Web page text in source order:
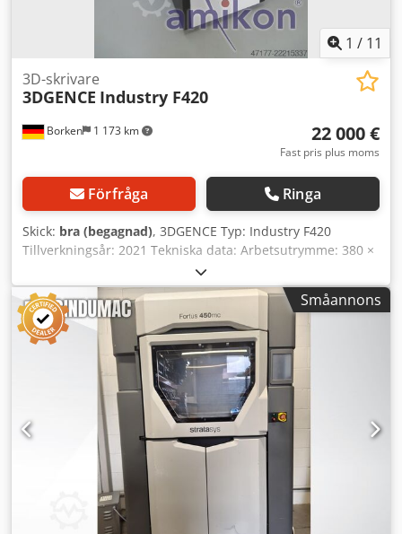
1 / 11
Borken 1 173 km
3D-skrivare
3DGENCE Industry F420
22 000 €
Fast pris plus moms
Förfråga Ringa
Skick: bra (begagnad), 3DGENCE Typ: Industry F420
Tillverkningsår: 2021 Tekniska data: Arbetsutrymme: 380 ×
380 × 420 mm (60 648 cm³) Yttermått (BxDxH): 900 mm x
950 mm x 1950 mm Utskriftssystem: Dubbel extruder
utrustad med rengöringssystem Filamentdiameter: 1,75
mm Utskriftsmaterial: PLA, ABS, ASA, PA6/69, PC, ULTEM™
filament, PEEK Stödmaterial: vattenlösligt stödmaterial
ESM-10, HIPS Filamentkammare: 4 platser för filament med
automatiskt bytesystem Temperatur på printhuvud (max):
500°C Temperatur på byggplatta (max): 180°C Temperatur i
arbetskammare (max): 180°C (aktiv uppvärmning)
Temperatur i filamentkammare (max): 50°C Skick:
begagnad / used Leveransomfattning: (se bilder) Vikt: 350
kg Dsdpfx Acszg Tzlsfjkr (Ändringar och fel i de tekniska
uppgifterna förbehålles!) För ytterligare frågor är ni
välkomna att kontakta oss per telefon.
Småannons